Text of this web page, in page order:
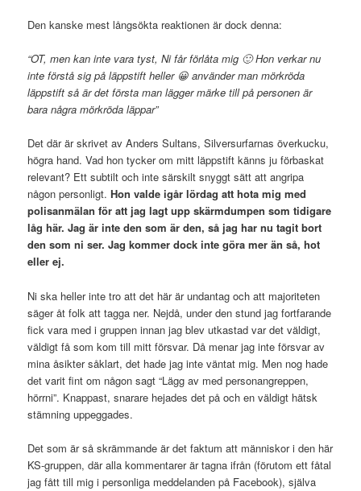
Den kanske mest långsökta reaktionen är dock denna:
“OT, men kan inte vara tyst, Ni får förlåta mig 🙂 Hon verkar nu
inte förstå sig på läppstift heller 😀 använder man mörkröda
läppstift så är det första man lägger märke till på personen är
bara några mörkröda läppar”
Det där är skrivet av Anders Sultans, Silversurfarnas överkucku,
högra hand. Vad hon tycker om mitt läppstift känns ju förbaskat
relevant? Ett subtilt och inte särskilt snyggt sätt att angripa
någon personligt.Hon valde igår lördag att hota mig med
polisanmälan för att jag lagt upp skärmdumpen som tidigare
låg här. Jag är inte den som är den, så jag har nu tagit bort
den som ni ser. Jag kommer dock inte göra mer än så, hot
eller ej.
Ni ska heller inte tro att det här är undantag och att majoriteten
säger åt folk att tagga ner. Nejdå, under den stund jag fortfarande
fick vara med i gruppen innan jag blev utkastad var det väldigt,
väldigt få som kom till mitt försvar. Då menar jag inte försvar av
mina åsikter såklart, det hade jag inte väntat mig. Men nog hade
det varit fint om någon sagt “Lägg av med personangreppen,
hörrni”. Knappast, snarare hejades det på och en väldigt hätsk
stämning uppeggades.
Det som är så skrämmande är det faktum att människor i den här
KS-gruppen, där alla kommentarer är tagna ifrån (förutom ett fåtal
jag fått till mig i personliga meddelanden på Facebook), själva